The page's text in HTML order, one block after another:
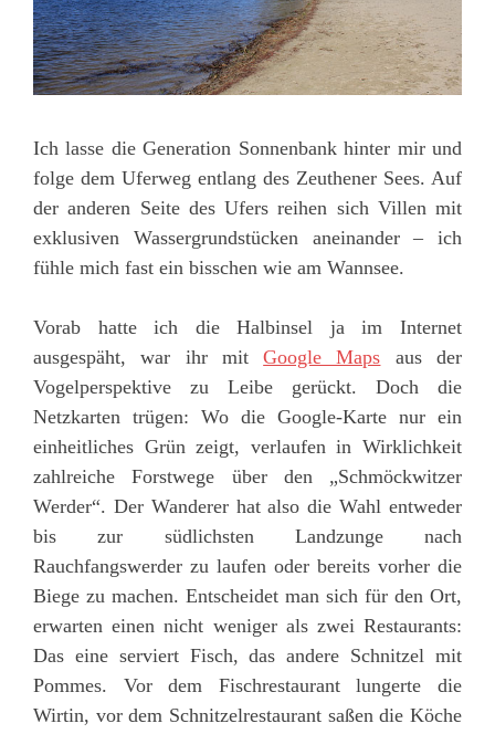
Ich lasse die Generation Sonnenbank hinter mir und
folge dem Uferweg entlang des Zeuthener Sees. Auf
der anderen Seite des Ufers reihen sich Villen mit
exklusiven Wassergrundstücken aneinander – ich
fühle mich fast ein bisschen wie am Wannsee.
Vorab hatte ich die Halbinsel ja im Internet
ausgespäht, war ihr mitGoogle Maps aus der
Vogelperspektive zu Leibe gerückt. Doch die
Netzkarten trügen: Wo die Google-Karte nur ein
einheitliches Grün zeigt, verlaufen in Wirklichkeit
zahlreiche Forstwege über den „Schmöckwitzer
Werder“. Der Wanderer hat also die Wahl entweder
bis zur südlichsten Landzunge nach
Rauchfangswerder zu laufen oder bereits vorher die
Biege zu machen. Entscheidet man sich für den Ort,
erwarten einen nicht weniger als zwei Restaurants:
Das eine serviert Fisch, das andere Schnitzel mit
Pommes. Vor dem Fischrestaurant lungerte die
Wirtin, vor dem Schnitzelrestaurant saßen die Köche